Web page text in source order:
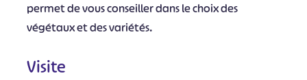
permet de vous conseiller dans le choix des
végétaux et des variétés.
Visite